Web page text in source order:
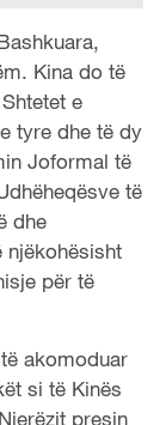
Kina do të
e
tyre dhe të dy
Joformal të
të
dhe
njëkohësisht
për të
akomoduar
si të Kinës
presin